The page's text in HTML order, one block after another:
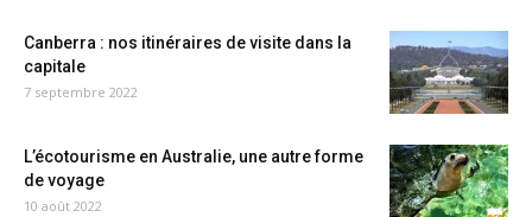
Canberra : nos itinéraires de visite dans la
capitale
7 septembre 2022
L’écotourisme en Australie, une autre forme
de voyage
10 août 2022